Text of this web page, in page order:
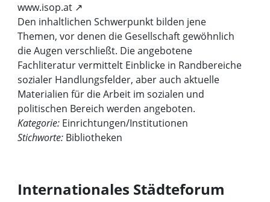
www.isop.at ↗
Den inhaltlichen Schwerpunkt bilden jene
Themen, vor denen die Gesellschaft gewöhnlich
die Augen verschließt. Die angebotene
Fachliteratur vermittelt Einblicke in Randbereiche
sozialer Handlungsfelder, aber auch aktuelle
Materialien für die Arbeit im sozialen und
politischen Bereich werden angeboten.
Kategorie: Einrichtungen/Institutionen
Stichworte: Bibliotheken
Internationales Städteforum